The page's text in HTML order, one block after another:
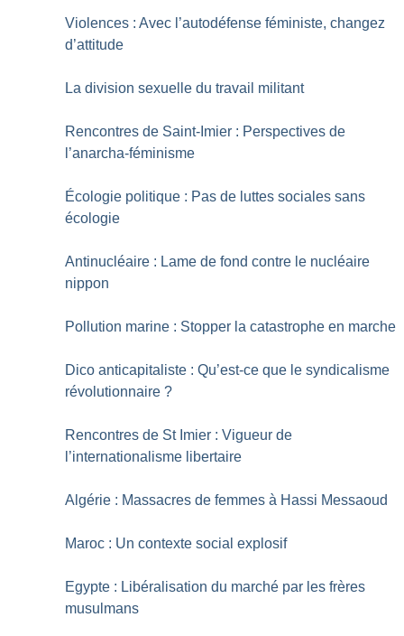
Violences : Avec l’autodéfense féministe, changez
d’attitude
La division sexuelle du travail militant
Rencontres de Saint-Imier : Perspectives de
l’anarcha-féminisme
Écologie politique : Pas de luttes sociales sans
écologie
Antinucléaire : Lame de fond contre le nucléaire
nippon
Pollution marine : Stopper la catastrophe en marche
Dico anticapitaliste : Qu’est-ce que le syndicalisme
révolutionnaire ?
Rencontres de St Imier : Vigueur de
l’internationalisme libertaire
Algérie : Massacres de femmes à Hassi Messaoud
Maroc : Un contexte social explosif
Egypte : Libéralisation du marché par les frères
musulmans